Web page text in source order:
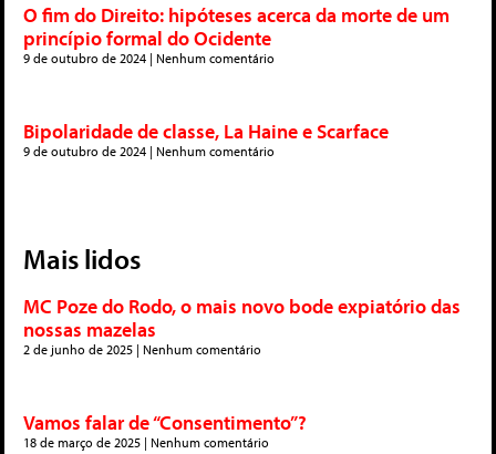
O fim do Direito: hipóteses acerca da morte de um
princípio formal do Ocidente
9 de outubro de 2024 Nenhum comentário
Bipolaridade de classe, La Haine e Scarface
9 de outubro de 2024 Nenhum comentário
Mais lidos
MC Poze do Rodo, o mais novo bode expiatório das
nossas mazelas
2 de junho de 2025 Nenhum comentário
Vamos falar de “Consentimento”?
18 de março de 2025 Nenhum comentário